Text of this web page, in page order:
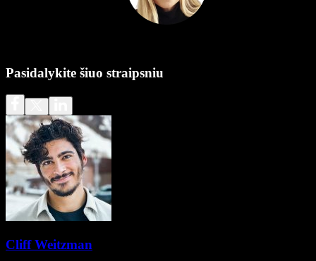
Pasidalykite šiuo straipsniu
Cliff Weitzman